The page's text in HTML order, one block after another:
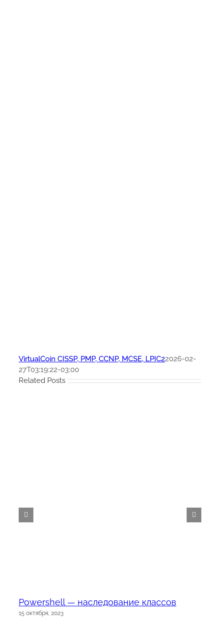
VirtualCoin CISSP, PMP, CCNP, MCSE, LPIC22026-02-
27T03:19:22-03:00
Related Posts
Powershell — наследование классов
15 октября, 2023